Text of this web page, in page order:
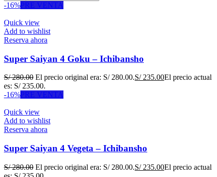
-16%PRE VENTA
Quick view
Add to wishlist
Reserva ahora
Super Saiyan 4 Goku – Ichibansho
S/280.00 El precio original era: S/ 280.00.S/235.00El precio actual
es: S/ 235.00.
-16%PRE VENTA
Quick view
Add to wishlist
Reserva ahora
Super Saiyan 4 Vegeta – Ichibansho
S/280.00 El precio original era: S/ 280.00.S/235.00El precio actual